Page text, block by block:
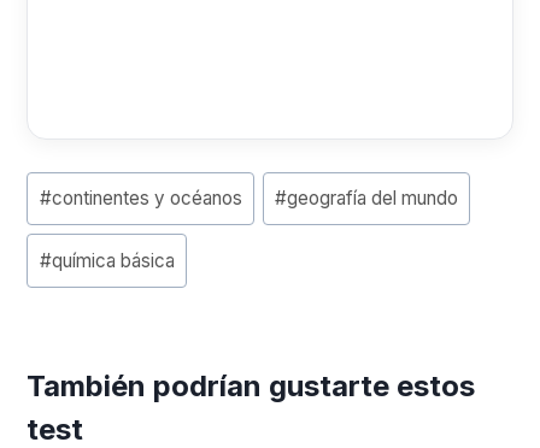
P
o
#continentes y océanos #geografía del mundo
#química básica
También podrían gustarte estos
test